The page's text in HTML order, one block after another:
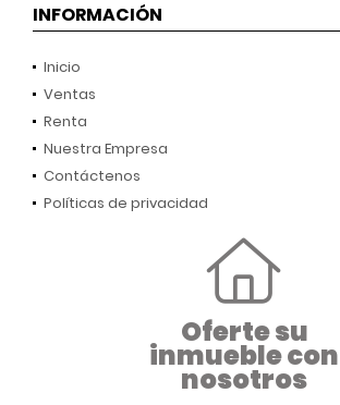
INFORMACIÓN
Inicio
Ventas
Renta
Nuestra Empresa
Contáctenos
Políticas de privacidad
Oferte su
inmueble con
nosotros